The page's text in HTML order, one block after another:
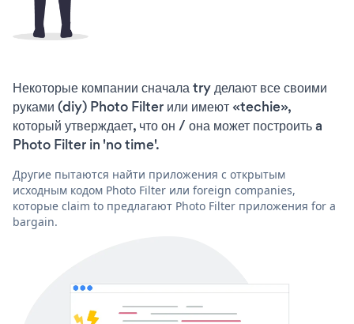
Некоторые компании сначала try делают все своими
руками (diy) Photo Filter или имеют «techie»,
который утверждает, что он / она может построить a
Photo Filter in 'no time'.
Другие пытаются найти приложения с открытым
исходным кодом Photo Filter или foreign companies,
которые claim to предлагают Photo Filter приложения for a
bargain.